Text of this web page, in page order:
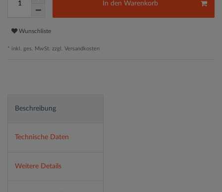
In den Warenkorb
Wunschliste
* inkl. ges. MwSt. zzgl. Versandkosten
Beschreibung
Technische Daten
Weitere Details